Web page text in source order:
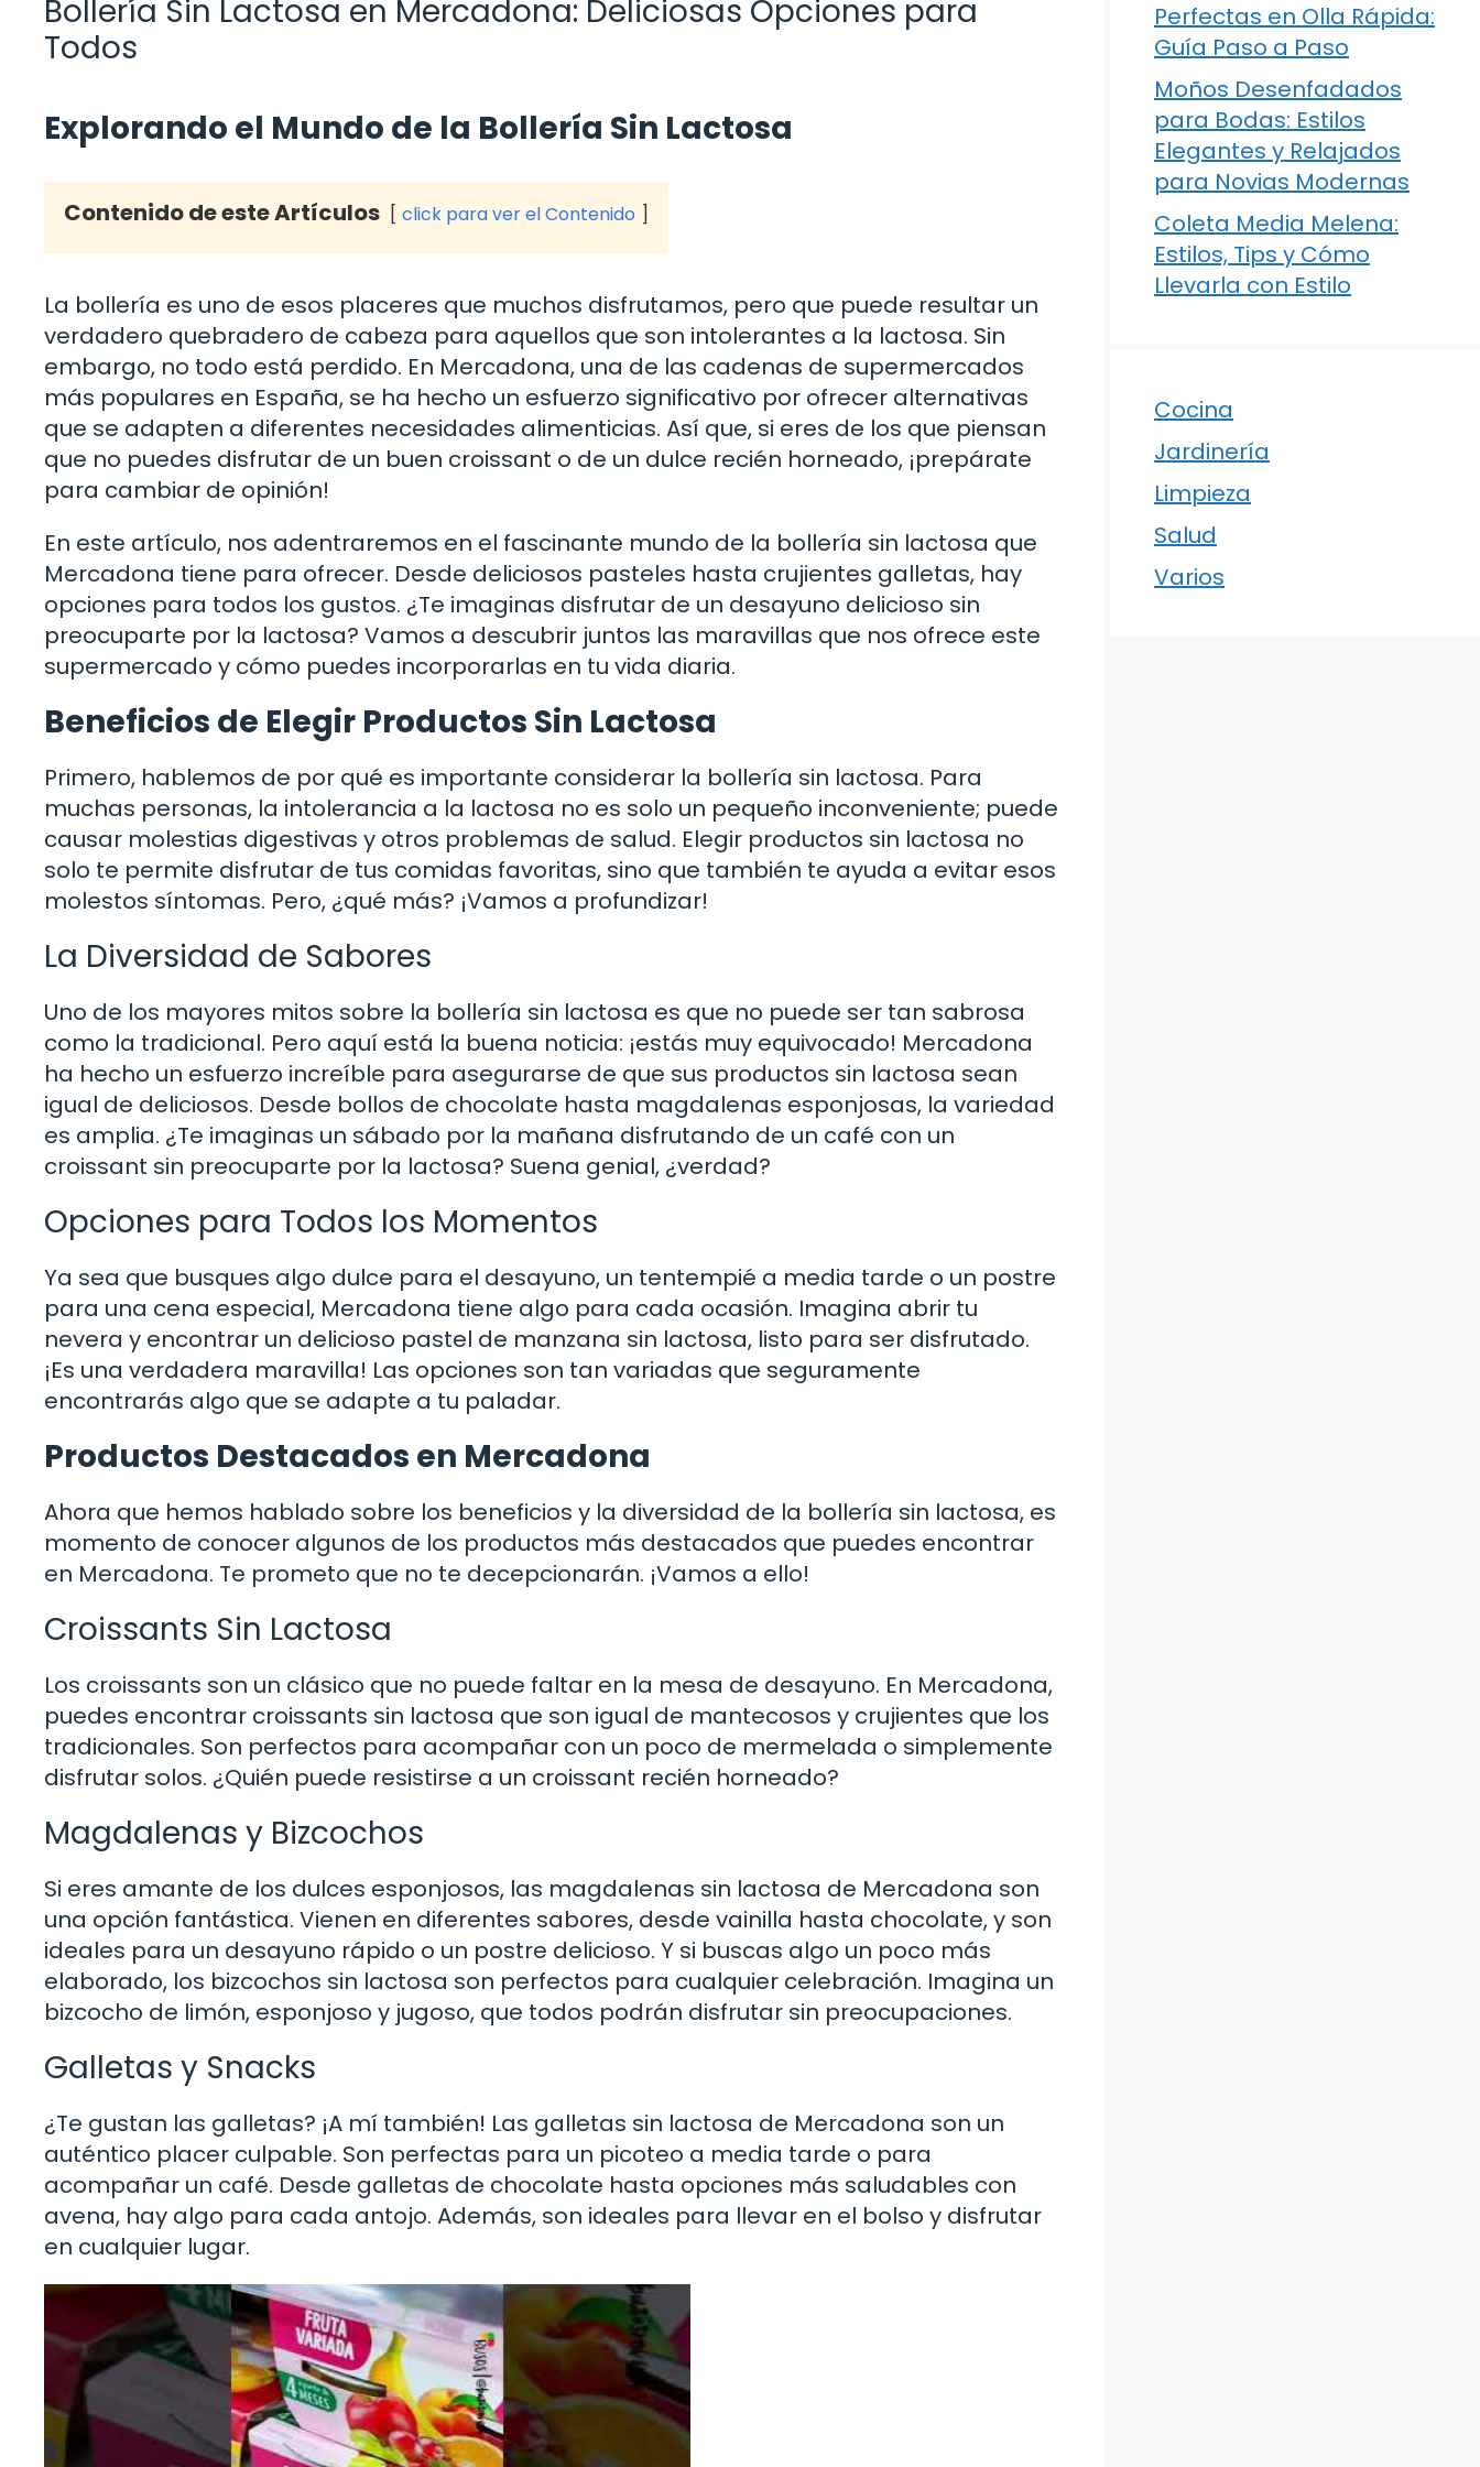
Bollería Sin Lactosa en Mercadona: Deliciosas Opciones para
Todos
Explorando el Mundo de la Bollería Sin Lactosa
Contenido de este Artículos click para ver el Contenido
La bollería es uno de esos placeres que muchos disfrutamos, pero que puede resultar un
verdadero quebradero de cabeza para aquellos que son intolerantes a la lactosa. Sin
embargo, no todo está perdido. En Mercadona, una de las cadenas de supermercados
más populares en España, se ha hecho un esfuerzo significativo por ofrecer alternativas
que se adapten a diferentes necesidades alimenticias. Así que, si eres de los que piensan
que no puedes disfrutar de un buen croissant o de un dulce recién horneado, ¡prepárate
para cambiar de opinión!
En este artículo, nos adentraremos en el fascinante mundo de la bollería sin lactosa que
Mercadona tiene para ofrecer. Desde deliciosos pasteles hasta crujientes galletas, hay
opciones para todos los gustos. ¿Te imaginas disfrutar de un desayuno delicioso sin
preocuparte por la lactosa? Vamos a descubrir juntos las maravillas que nos ofrece este
supermercado y cómo puedes incorporarlas en tu vida diaria.
Beneficios de Elegir Productos Sin Lactosa
Primero, hablemos de por qué es importante considerar la bollería sin lactosa. Para
muchas personas, la intolerancia a la lactosa no es solo un pequeño inconveniente; puede
causar molestias digestivas y otros problemas de salud. Elegir productos sin lactosa no
solo te permite disfrutar de tus comidas favoritas, sino que también te ayuda a evitar esos
molestos síntomas. Pero, ¿qué más? ¡Vamos a profundizar!
La Diversidad de Sabores
Uno de los mayores mitos sobre la bollería sin lactosa es que no puede ser tan sabrosa
como la tradicional. Pero aquí está la buena noticia: ¡estás muy equivocado! Mercadona
ha hecho un esfuerzo increíble para asegurarse de que sus productos sin lactosa sean
igual de deliciosos. Desde bollos de chocolate hasta magdalenas esponjosas, la variedad
es amplia. ¿Te imaginas un sábado por la mañana disfrutando de un café con un
croissant sin preocuparte por la lactosa? Suena genial, ¿verdad?
Opciones para Todos los Momentos
Ya sea que busques algo dulce para el desayuno, un tentempié a media tarde o un postre
para una cena especial, Mercadona tiene algo para cada ocasión. Imagina abrir tu
nevera y encontrar un delicioso pastel de manzana sin lactosa, listo para ser disfrutado.
¡Es una verdadera maravilla! Las opciones son tan variadas que seguramente
encontrarás algo que se adapte a tu paladar.
Productos Destacados en Mercadona
Ahora que hemos hablado sobre los beneficios y la diversidad de la bollería sin lactosa, es
momento de conocer algunos de los productos más destacados que puedes encontrar
en Mercadona. Te prometo que no te decepcionarán. ¡Vamos a ello!
Croissants Sin Lactosa
Los croissants son un clásico que no puede faltar en la mesa de desayuno. En Mercadona,
puedes encontrar croissants sin lactosa que son igual de mantecosos y crujientes que los
tradicionales. Son perfectos para acompañar con un poco de mermelada o simplemente
disfrutar solos. ¿Quién puede resistirse a un croissant recién horneado?
Magdalenas y Bizcochos
Si eres amante de los dulces esponjosos, las magdalenas sin lactosa de Mercadona son
una opción fantástica. Vienen en diferentes sabores, desde vainilla hasta chocolate, y son
ideales para un desayuno rápido o un postre delicioso. Y si buscas algo un poco más
elaborado, los bizcochos sin lactosa son perfectos para cualquier celebración. Imagina un
bizcocho de limón, esponjoso y jugoso, que todos podrán disfrutar sin preocupaciones.
Galletas y Snacks
¿Te gustan las galletas? ¡A mí también! Las galletas sin lactosa de Mercadona son un
auténtico placer culpable. Son perfectas para un picoteo a media tarde o para
acompañar un café. Desde galletas de chocolate hasta opciones más saludables con
avena, hay algo para cada antojo. Además, son ideales para llevar en el bolso y disfrutar
en cualquier lugar.
Perfectas en Olla Rápida:
Guía Paso a Paso
Moños Desenfadados
para Bodas: Estilos
Elegantes y Relajados
para Novias Modernas
Coleta Media Melena:
Estilos, Tips y Cómo
Llevarla con Estilo
Cocina
Jardinería
Limpieza
Salud
Varios